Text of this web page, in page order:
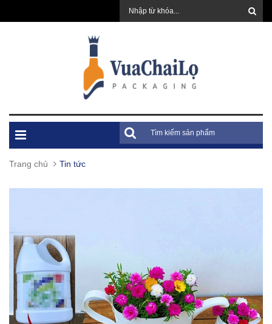
Trang chủ Tin tức